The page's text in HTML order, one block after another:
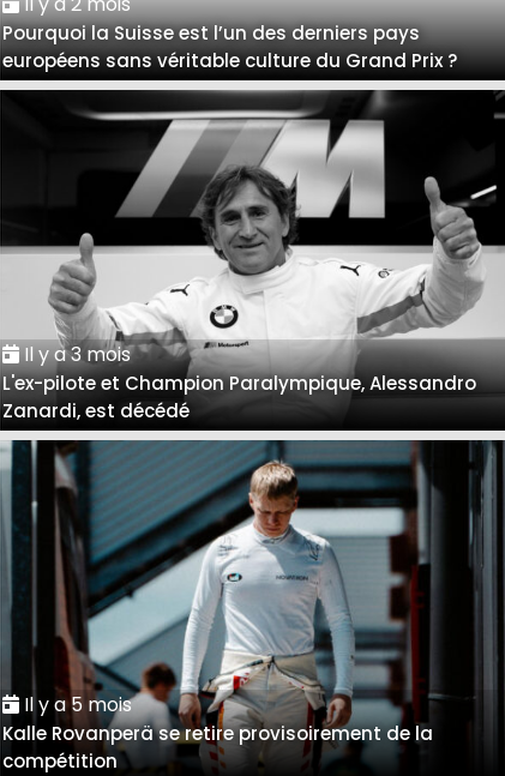
Pourquoi la Suisse est l’un des derniers pays
européens sans véritable culture du Grand Prix ?
Il y a 3 mois
L'ex-pilote et Champion Paralympique, Alessandro
Zanardi, est décédé
Il y a 5 mois
Kalle Rovanperä se retire provisoirement de la
compétition